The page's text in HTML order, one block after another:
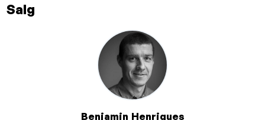
Salg
Benjamin Henriques